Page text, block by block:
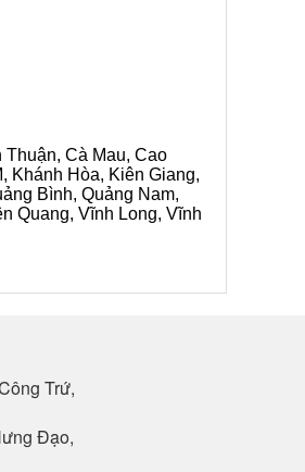
Cà Mau, Cao
Khánh Hòa, Kiên Giang,
Bình, Quảng Nam,
Quang, Vĩnh Long, Vĩnh
Trứ,
Đạo,